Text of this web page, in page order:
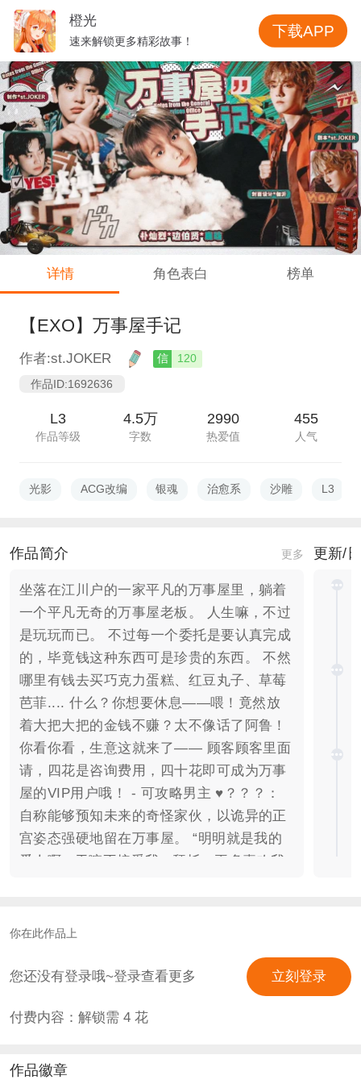
详情 角色表白 榜单
【EXO】万事屋手记
作者:st.JOKER 信
120
作品ID:1692636
L3
作品等级
4.5万
字数
2990
热爱值
455
人气
光影 ACG改编 银魂 治愈系 沙雕 L3
作品简介 更多
坐落在江川户的一家平凡的万事屋里，躺着
一个平凡无奇的万事屋老板。 人生嘛，不过
是玩玩而已。 不过每一个委托是要认真完成
的，毕竟钱这种东西可是珍贵的东西。 不然
哪里有钱去买巧克力蛋糕、红豆丸子、草莓
芭菲.... 什么？你想要休息——喂！竟然放
着大把大把的金钱不赚？太不像话了阿鲁！
你看你看，生意这就来了—— 顾客顾客里面
请，四花是咨询费用，四十花即可成为万事
屋的VIP用户哦！ - 可攻略男主 ♥？？？：
自称能够预知未来的奇怪家伙，以诡异的正
宫姿态强硬地留在万事屋。 “明明就是我的
爱人啊...干嘛不接受我...拜托，再多喜欢我
核竟然是占有欲超高的S（？）。 “今天天气
吧，好不好？” ♥？？？： 对大部分事务兴
趣缺缺，破案效率却高得惊人。日常最大的
兴趣似乎都献给了辣白菜炒年糕。 “我说，
字，提前填成我的。” “警察的职业背景，在
更新/
你在此作品上
您还没有登录哦~登录查看更多 立刻登录
付费内容：解锁需 4花
作品徽章
橙光
速来解锁更多精彩故事！
下载APP